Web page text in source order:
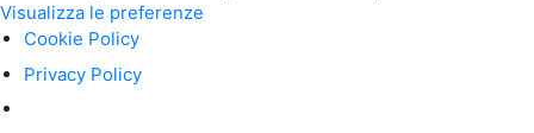
Visualizza le preferenze
Cookie Policy
Privacy Policy